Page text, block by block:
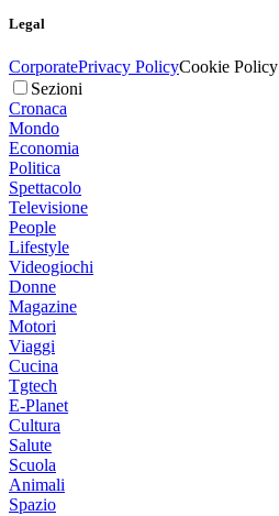
Legal
CorporatePrivacy PolicyCookie Policy
Sezioni
Cronaca
Mondo
Economia
Politica
Spettacolo
Televisione
People
Lifestyle
Videogiochi
Donne
Magazine
Motori
Viaggi
Cucina
Tgtech
E-Planet
Cultura
Salute
Scuola
Animali
Spazio